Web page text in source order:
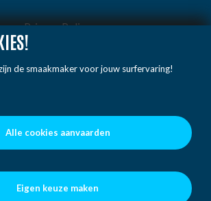
de smaakmaker voor jouw surfervaring!
Alle cookies aanvaarden
Eigen keuze maken
Privacy Policy
Cookie Policy
Gedragsregels
Voorwaarden